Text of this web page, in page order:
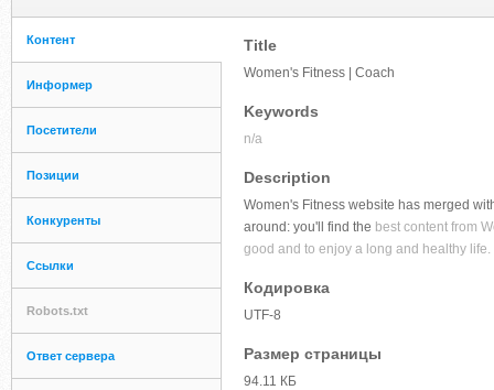
Контент
Информер
Посетители
Позиции
Конкуренты
Ссылки
Robots.txt
Ответ сервера
Title
Women's Fitness | Coach
Keywords
n/a
Description
Women's Fitness website has merged
around: you'll find the best content from
good and to enjoy a long and healthy life.
Кодировка
UTF-8
Размер страницы
94.11 КБ